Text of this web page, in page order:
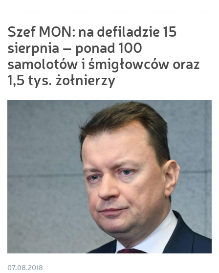
Szef MON: na defiladzie 15
sierpnia – ponad 100
samolotów i śmigłowców oraz
1,5 tys. żołnierzy
07.08.2018